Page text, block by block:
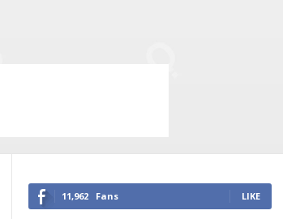
11,962 Fans LIKE